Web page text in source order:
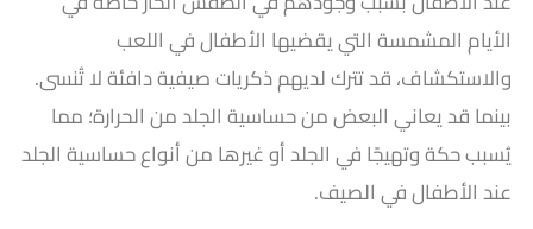
الأيام المشمسة التي يقضيها الأطفال في اللعب
والاستكشاف، قد تترك لديهم ذكريات صيفية دافئة لا تُنسى.
بينما قد يعاني البعض من حساسية الجلد من الحرارة؛ مما
يُسبب حكة وتهيجًا في الجلد أو غيرها من أنواع حساسية الجلد
عند الأطفال في الصيف​.